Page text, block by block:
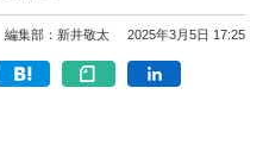
編集部：新井敬太 2025年3月5日 17:25